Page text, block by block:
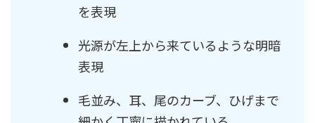
を表現
光源が左上から来ているような明暗
表現
毛並み、耳、尾のカーブ、ひげまで